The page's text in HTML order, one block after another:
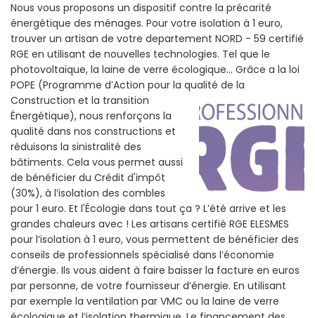
Nous vous proposons un dispositif contre la précarité
énergétique des ménages. Pour votre isolation à 1 euro,
trouver un artisan de votre departement NORD - 59 certifié
RGE en utilisant de nouvelles technologies. Tel que le
photovoltaïque, la laine de verre écologique... Grâce a la loi
POPE (Programme d’Action pour la qualité de la
Construction et la transition
Énergétique), nous renforçons la
qualité dans nos constructions et
réduisons la sinistralité des
bâtiments. Cela vous permet aussi
de bénéficier du Crédit d'impôt
(30%), à l’isolation des combles
pour 1 euro. Et l'Écologie dans tout ça ? L’été arrive et les
grandes chaleurs avec ! Les artisans certifié RGE ELESMES
pour l’isolation à 1 euro, vous permettent de bénéficier des
conseils de professionnels spécialisé dans l’économie
d’énergie. Ils vous aident à faire baisser la facture en euros
par personne, de votre fournisseur d’énergie. En utilisant
par exemple la ventilation par VMC ou la laine de verre